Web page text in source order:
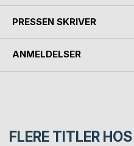
PRESSEN SKRIVER
ANMELDELSER
FLERE TITLER HOS